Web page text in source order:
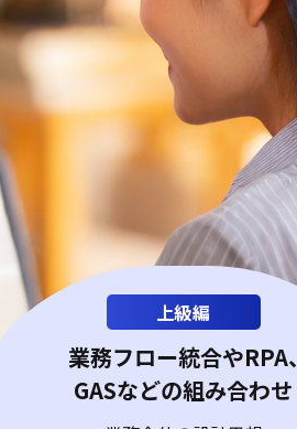
上級編
業務フロー統合やRPA、
GASなどの組み合わせ